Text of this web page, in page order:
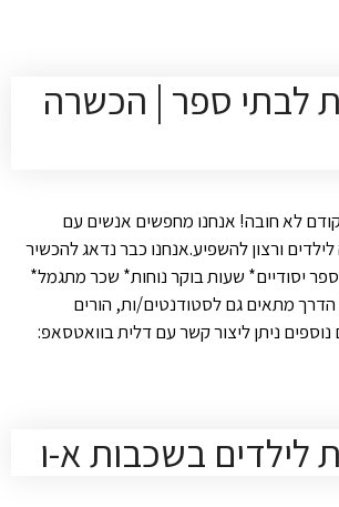
לבתי ספר | הכשרה
קודם לא חובה! אנחנו מחפשים אנשים עם
ורצון להשפיע.אנחנו כבר נדאג להכשיר
יסודיים* שעות בוקר נוחות* שכר מתגמל*
הדרך מתאים גם לסטודנטים/ות, הורים
נוספים ניתן ליצור קשר עם דלית בוואטסאפ:
לילדים בשכבות א-ו